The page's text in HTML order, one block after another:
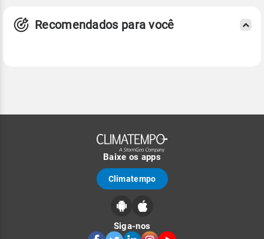
Recomendados para você
Baixe os apps
Climatempo
Siga-nos